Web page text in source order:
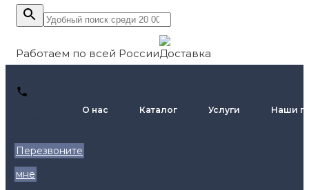
Работаем по всей России
Перезвоните
мне
О нас Каталог Услуги Наши